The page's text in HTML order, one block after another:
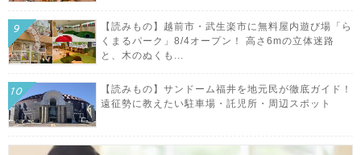
【読みもの】越前市・武生楽市に無料屋内遊び場「ら
くまるパーク」8/4オープン！ 高さ6mの立体迷路
と、木のぬくも...
【読みもの】サンドーム福井を地元民が徹底ガイド！
遠征勢に教えたい駐車場・託児所・周辺スポット